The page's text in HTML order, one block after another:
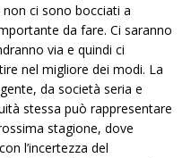
non ci sono bocciati a
da fare. Ci saranno
via e quindi ci
nel migliore dei modi. La
da società seria e
stessa può rappresentare
stagione, dove
l’incertezza del